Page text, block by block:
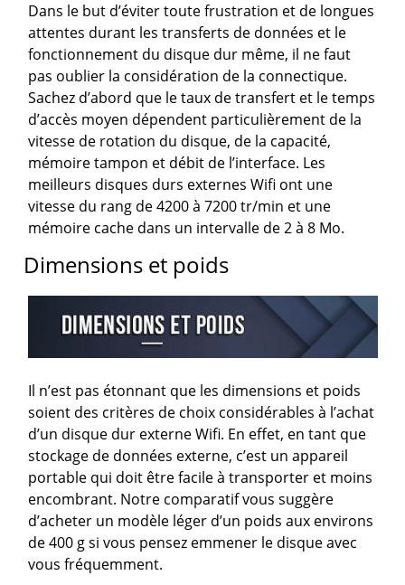
Dans le but d’éviter toute frustration et de longues
attentes durant les transferts de données et le
fonctionnement du disque dur même, il ne faut
pas oublier la considération de la connectique.
Sachez d’abord que le taux de transfert et le temps
d’accès moyen dépendent particulièrement de la
vitesse de rotation du disque, de la capacité,
mémoire tampon et débit de l’interface. Les
meilleurs disques durs externes Wifi ont une
vitesse du rang de 4200 à 7200 tr/min et une
mémoire cache dans un intervalle de 2 à 8 Mo.
Dimensions et poids
Il n’est pas étonnant que les dimensions et poids
soient des critères de choix considérables à l’achat
d’un disque dur externe Wifi. En effet, en tant que
stockage de données externe, c’est un appareil
portable qui doit être facile à transporter et moins
encombrant. Notre comparatif vous suggère
d’acheter un modèle léger d’un poids aux environs
de 400 g si vous pensez emmener le disque avec
vous fréquemment.